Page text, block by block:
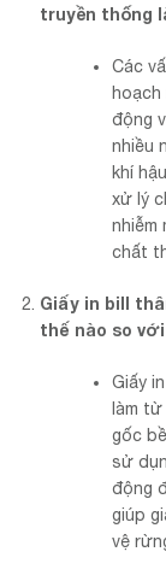
truyền thống
Các
động
nhiều
khí
xử lý
nhiễm
chất
Giấy in bill
thế nào so
Giấy
làm
gốc
sử
động
giúp
vệ